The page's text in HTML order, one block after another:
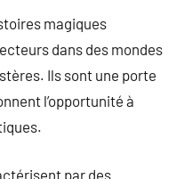
magiques
dans des mondes
Ils sont une porte
l’opportunité à
par des